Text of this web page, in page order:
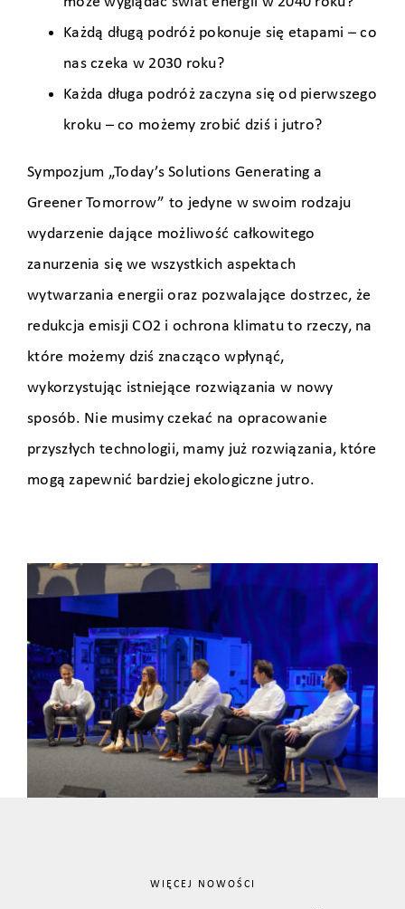
Każdą długą podróż pokonuje się etapami – co
nas czeka w 2030 roku?
Każda długa podróż zaczyna się od pierwszego
kroku – co możemy zrobić dziś i jutro?
Sympozjum „Today’s Solutions Generating a
Greener Tomorrow” to jedyne w swoim rodzaju
wydarzenie dające możliwość całkowitego
zanurzenia się we wszystkich aspektach
wytwarzania energii oraz pozwalające dostrzec, że ​​
redukcja emisji CO2 i ochrona klimatu to rzeczy, na
które możemy dziś znacząco wpłynąć,
wykorzystując istniejące rozwiązania w nowy
sposób. Nie musimy czekać na opracowanie
przyszłych technologii, mamy już rozwiązania, które
mogą zapewnić bardziej ekologiczne jutro.
WIĘCEJ NOWOŚCI